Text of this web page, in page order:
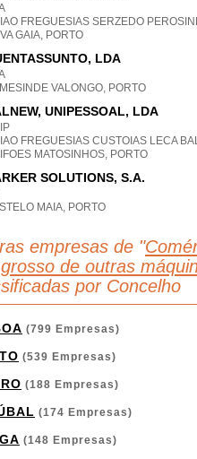
FREGUESIAS SERZEDO
GAIA, PORTO
LDA
VALONGO, PORTO
UNIPESSOAL, LDA
FREGUESIAS CUSTOIAS LECA
MATOSINHOS, PORTO
SOLUTIONS, S.A.
MAIA, PORTO
empresas de "
de outras
por Concelho
(799 Empresas)
(539 Empresas)
(188 Empresas)
(174 Empresas)
(148 Empresas)